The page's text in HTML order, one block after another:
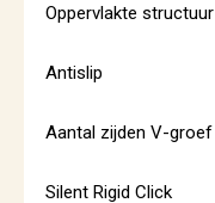
Oppervlakte structuur
Antislip
Aantal zijden V-groef
Silent Rigid Click